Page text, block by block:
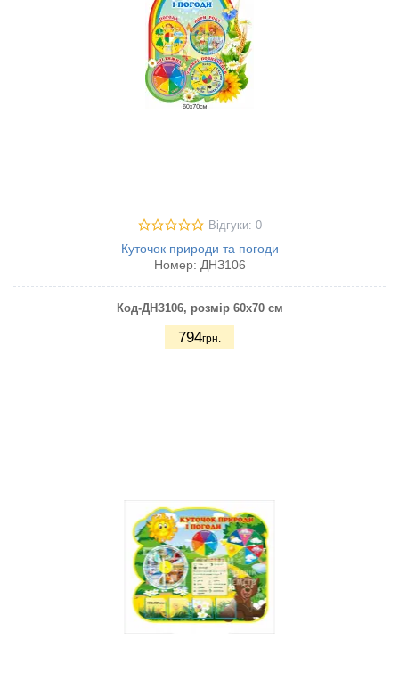
Відгуки: 0
Куточок природи та погоди
Номер: ДНЗ106
Код-ДНЗ106, розмір 60х70 см
794грн.